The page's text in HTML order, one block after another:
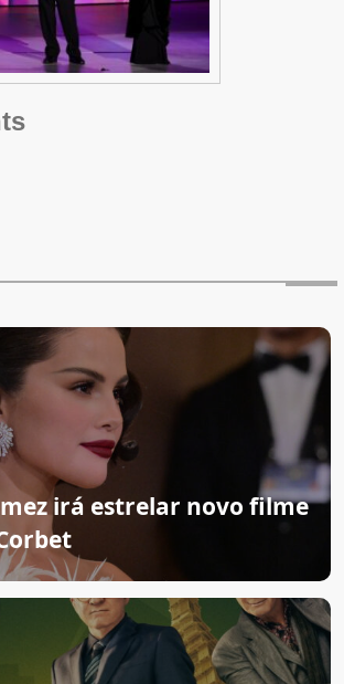
irá estrelar novo filme